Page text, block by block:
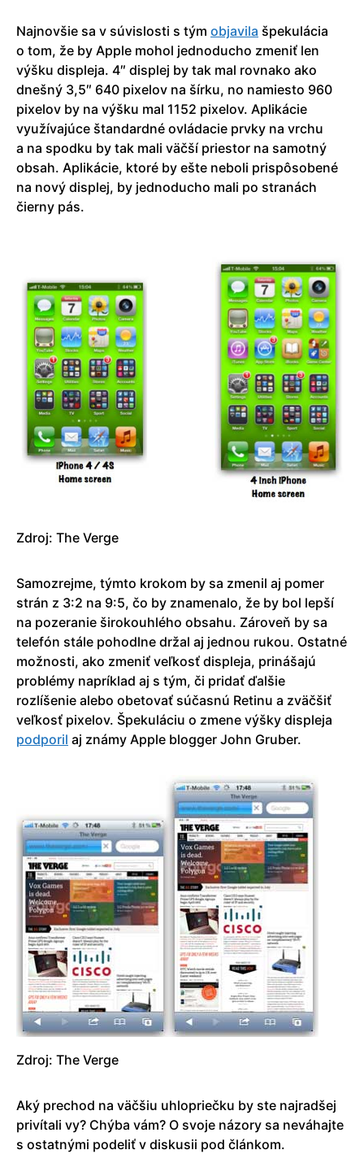
Najnovšie sa v súvislosti s tým objavila špekulácia
o tom, že by Apple mohol jednoducho zmeniť len
výšku displeja. 4″ displej by tak mal rovnako ako
dnešný 3,5″ 640 pixelov na šírku, no namiesto 960
pixelov by na výšku mal 1152 pixelov. Aplikácie
využívajúce štandardné ovládacie prvky na vrchu
a na spodku by tak mali väčší priestor na samotný
obsah. Aplikácie, ktoré by ešte neboli prispôsobené
na nový displej, by jednoducho mali po stranách
čierny pás.
Zdroj: The Verge
Samozrejme, týmto krokom by sa zmenil aj pomer
strán z 3:2 na 9:5, čo by znamenalo, že by bol lepší
na pozeranie širokouhlého obsahu. Zároveň by sa
telefón stále pohodlne držal aj jednou rukou. Ostatné
možnosti, ako zmeniť veľkosť displeja, prinášajú
problémy napríklad aj s tým, či pridať ďalšie
rozlíšenie alebo obetovať súčasnú Retinu a zväčšiť
veľkosť pixelov. Špekuláciu o zmene výšky displeja
podporil aj známy Apple blogger John Gruber.
Zdroj: The Verge
Aký prechod na väčšiu uhlopriečku by ste najradšej
privítali vy? Chýba vám? O svoje názory sa neváhajte
s ostatnými podeliť v diskusii pod článkom.